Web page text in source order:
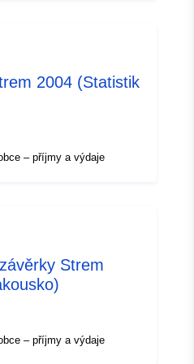
2004 (Statistik
– příjmy a výdaje
Strem
– příjmy a výdaje